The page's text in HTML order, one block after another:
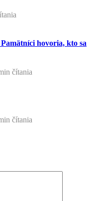
hovoria, kto sa
čítania
čítania